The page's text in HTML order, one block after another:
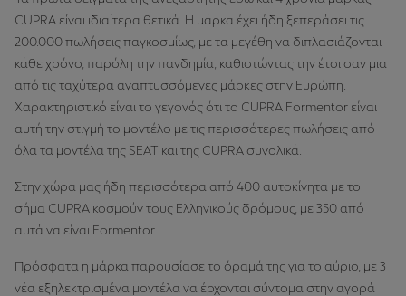
CUPRA είναι ιδιαίτερα θετικά. Η μάρκα έχει ήδη ξεπεράσει τις
200.000 πωλήσεις παγκοσμίως, με τα μεγέθη να διπλασιάζονται
κάθε χρόνο, παρόλη την πανδημία, καθιστώντας την έτσι σαν μια
από τις ταχύτερα αναπτυσσόμενες μάρκες στην Ευρώπη.
Χαρακτηριστικό είναι το γεγονός ότι το CUPRA Formentor είναι
αυτή την στιγμή το μοντέλο με τις περισσότερες πωλήσεις από
όλα τα μοντέλα της SEAT και της CUPRA συνολικά.
Στην χώρα μας ήδη περισσότερα από 400 αυτοκίνητα με το
σήμα CUPRA κοσμούν τους Ελληνικούς δρόμους, με 350 από
αυτά να είναι Formentor.
Πρόσφατα η μάρκα παρουσίασε το όραμά της για το αύριο, με 3
νέα εξηλεκτρισμένα μοντέλα να έρχονται σύντομα στην αγορά